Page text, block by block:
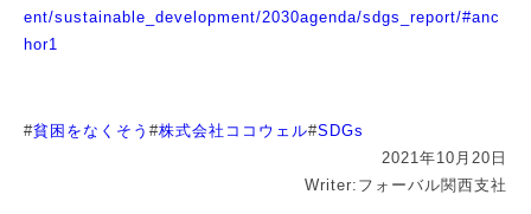
ent/sustainable_development/2030agenda/sdgs_report/#anc
hor1
#貧困をなくそう #株式会社ココウェル#SDGs
2021年10月20日
Writer:フォーバル関西支社